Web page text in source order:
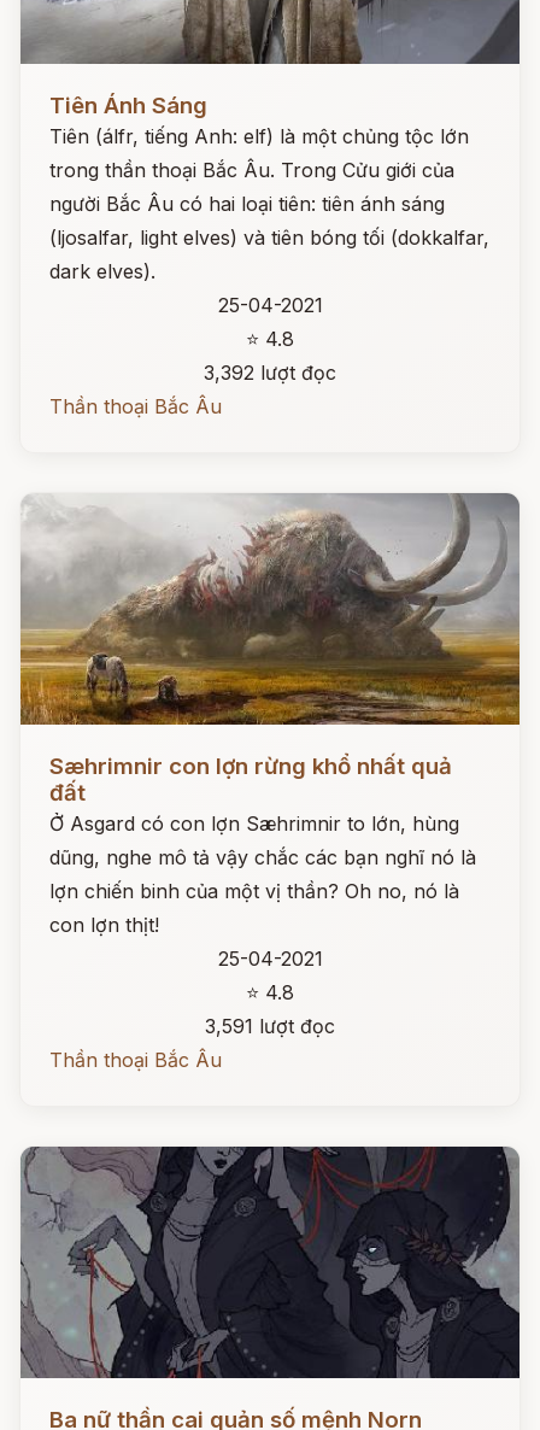
Tiên Ánh Sáng
Tiên (álfr, tiếng Anh: elf) là một chủng tộc lớn
trong thần thoại Bắc Âu. Trong Cửu giới của
người Bắc Âu có hai loại tiên: tiên ánh sáng
(ljosalfar, light elves) và tiên bóng tối (dokkalfar,
dark elves).
25-04-2021
⭐ 4.8
3,392 lượt đọc
Thần thoại Bắc Âu
Sæhrimnir con lợn rừng khổ nhất quả
đất
Ở Asgard có con lợn Sæhrimnir to lớn, hùng
dũng, nghe mô tả vậy chắc các bạn nghĩ nó là
lợn chiến binh của một vị thần? Oh no, nó là
con lợn thịt!
25-04-2021
⭐ 4.8
3,591 lượt đọc
Thần thoại Bắc Âu
Ba nữ thần cai quản số mệnh Norn